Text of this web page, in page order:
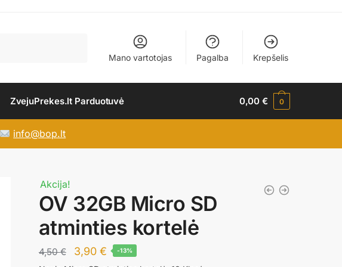
Mano vartotojas Pagalba Krepšelis
ZvejuPrekes.lt Parduotuvė 0,00€ 0
info@bop.lt
Akcija!
OV 32GB Micro SD
atminties kortelė
4,50€
Original
3,90 €Current
-13%